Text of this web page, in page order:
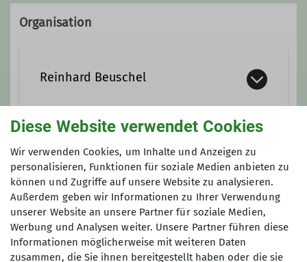
Organisation
Reinhard Beuschel
08024/91838 0170/1102915
reinhard.beuschel@dav-
otterfing.de
Qualifikationen
Anmeldung
2 Wochen bis 2 Tage vor der Tour
reinhard.beuschel@dav-otterfing.de
08024-91838
Diese Website verwendet Cookies
Wir verwenden Cookies, um Inhalte und Anzeigen zu
personalisieren, Funktionen für soziale Medien anbieten zu
können und Zugriffe auf unsere Website zu analysieren.
Außerdem geben wir Informationen zu Ihrer Verwendung
unserer Website an unsere Partner für soziale Medien,
Werbung und Analysen weiter. Unsere Partner führen diese
Informationen möglicherweise mit weiteren Daten
zusammen, die Sie ihnen bereitgestellt haben oder die sie